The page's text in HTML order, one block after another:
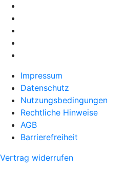
Impressum
Datenschutz
Nutzungsbedingungen
Rechtliche Hinweise
AGB
Barrierefreiheit
Vertrag widerrufen